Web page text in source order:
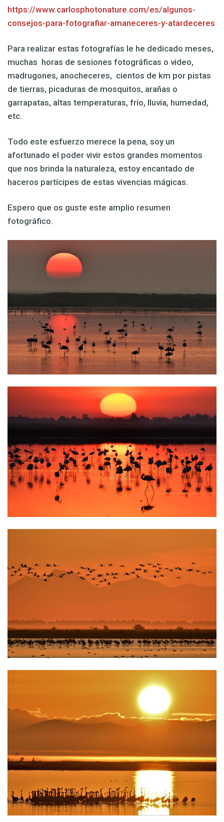
https://www.carlosphotonature.com/es/algunos-
consejos-para-fotografiar-amaneceres-y-atardeceres
Para realizar estas fotografías le he dedicado meses,
muchas horas de sesiones fotográficas o video,
madrugones, anocheceres, cientos de km por pistas
de tierras, picaduras de mosquitos, arañas o
garrapatas, altas temperaturas, frío, lluvia, humedad,
etc.
Todo este esfuerzo merece la pena, soy un
afortunado el poder vivir estos grandes momentos
que nos brinda la naturaleza, estoy encantado de
haceros partícipes de estas vivencias mágicas.
Espero que os guste este amplio resumen
fotográfico.